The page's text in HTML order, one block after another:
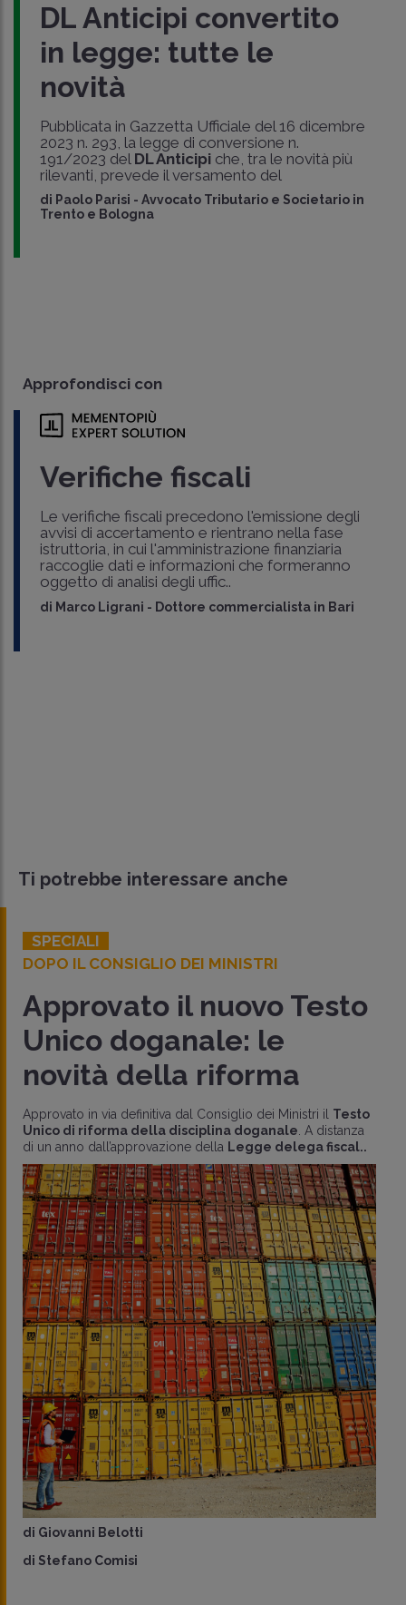
DL Anticipi convertito
in legge: tutte le
novità
Pubblicata in Gazzetta Ufficiale del 16 dicembre
2023 n. 293, la legge di conversione n.
191/2023 del DL Anticipi che, tra le novità più
rilevanti, prevede il versamento del
di Paolo Parisi - Avvocato Tributario e Societario in
Trento e Bologna
Approfondisci con
Verifiche fiscali
Le verifiche fiscali precedono l'emissione degli
avvisi di accertamento e rientrano nella fase
istruttoria, in cui l'amministrazione finanziaria
raccoglie dati e informazioni che formeranno
oggetto di analisi degli uffic..
di Marco Ligrani - Dottore commercialista in Bari
Ti potrebbe interessare anche
SPECIALI
DOPO IL CONSIGLIO DEI MINISTRI
Approvato il nuovo Testo
Unico doganale: le
novità della riforma
Approvato in via definitiva dal Consiglio dei Ministri il Testo
Unico di riforma della disciplina doganale. A distanza
di un anno dall’approvazione della Legge delega fiscal..
di Giovanni Belotti
di Stefano Comisi